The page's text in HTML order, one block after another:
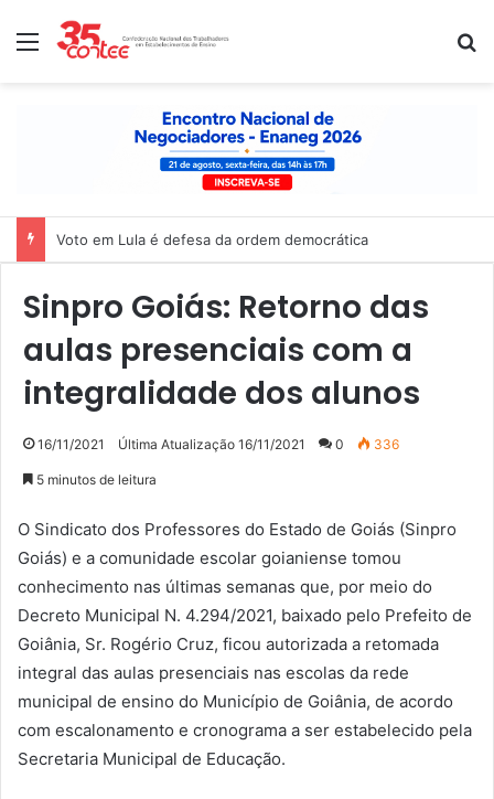
Menu
Nota de solidariedade ao povo venezuelano
Sinpro Goiás: Retorno das
aulas presenciais com a
integralidade dos alunos
16/11/2021 Última Atualização 16/11/2021 0 336
5 minutos de leitura
O Sindicato dos Professores do Estado de Goiás (Sinpro
Goiás) e a comunidade escolar goianiense tomou
conhecimento nas últimas semanas que, por meio do
Decreto Municipal N. 4.294/2021, baixado pelo Prefeito de
Goiânia, Sr. Rogério Cruz, ficou autorizada a retomada
integral das aulas presenciais nas escolas da rede
municipal de ensino do Município de Goiânia, de acordo
com escalonamento e cronograma a ser estabelecido pela
Secretaria Municipal de Educação.